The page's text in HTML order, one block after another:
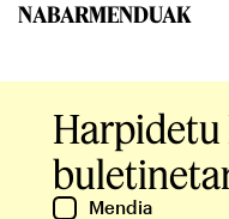
NABARMENDUAK
Harpidetu
Mendia